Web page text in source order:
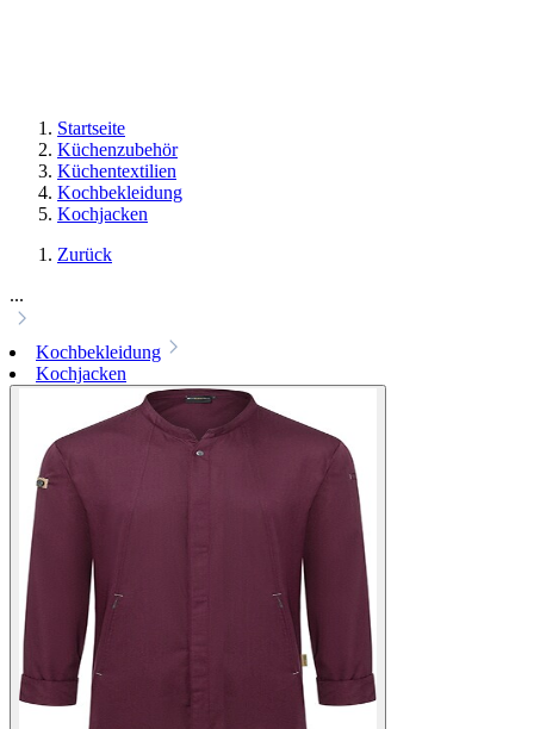
Startseite
Küchenzubehör
Küchentextilien
Kochbekleidung
Kochjacken
Zurück
...
Kochbekleidung
Kochjacken